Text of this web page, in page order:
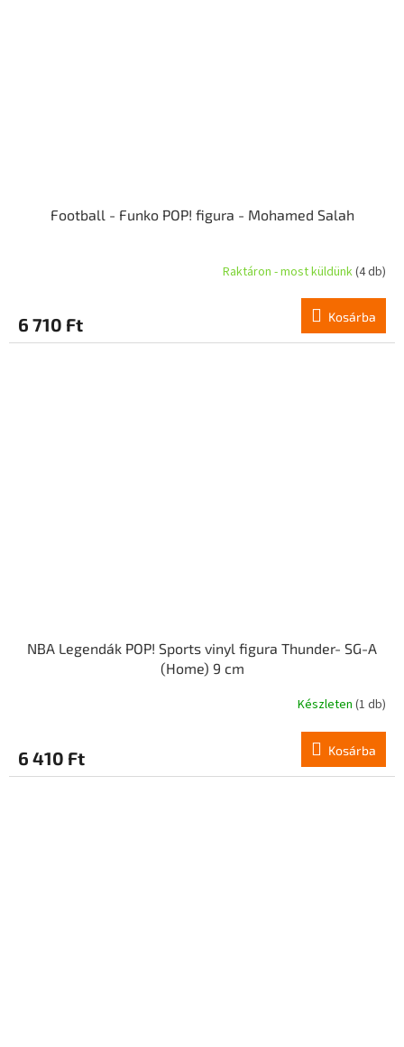
Football - Funko POP! figura - Mohamed Salah
Raktáron - most küldünk(4 db)
6 710 Ft Kosárba
NBA Legendák POP! Sports vinyl figura Thunder- SG-A
(Home) 9 cm
Készleten (1 db)
6 410 Ft Kosárba